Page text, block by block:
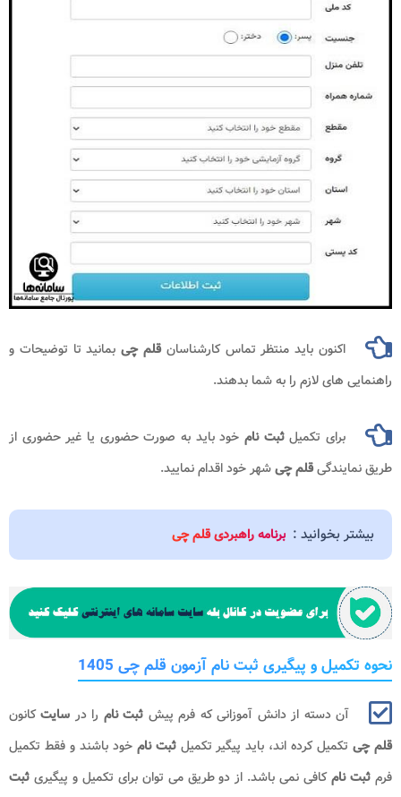
اکنون باید منتظر تماس کارشناسانقلم چی بمانید تا توضیحات و
راهنمایی های لازم را به شما بدهند.
برای تکمیلثبت نام خود باید به صورت حضوری یا غیر حضوری از
طریق نمایندگیقلم چیشهر خود اقدام نمایید.
بیشتر بخوانید : برنامه راهبردی قلم چی
نحوه تکمیل و پیگیری ثبت نام آزمون قلم چی 1405
آن دسته از دانش آموزانی که فرم پیش ثبت نام را در سایتکانون
قلم چیتکمیل کرده اند، باید پیگیر تکمیلثبت نام خود باشند و فقط تکمیل
فرم ثبت نامکافی نمی باشد. از دو طریق می توان برای تکمیل و پیگیری ثبت